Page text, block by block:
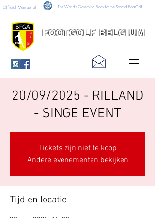
FOOTGOLF BELGIUM
Official Member of The World's Governing Body for the Sport of FootGolf
20/09/2025 - RILLAND
- SINGE EVENT
Tickets zijn niet te koop
Andere evenementen bekijken
Tijd en locatie